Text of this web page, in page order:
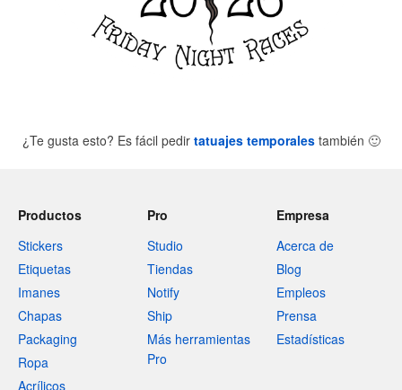
¿Te gusta esto? Es fácil pedir tatuajes temporalestambién 🙂
Productos
Stickers
Etiquetas
Imanes
Chapas
Packaging
Ropa
Acrílicos
Pro
Studio
Tiendas
Notify
Ship
Más herramientas
Pro
Empresa
Acerca de
Blog
Empleos
Prensa
Estadísticas